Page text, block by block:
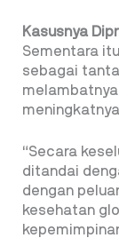
Kasusnya
Sementara
sebagai
“Secara
ditandai
dengan
kesehatan